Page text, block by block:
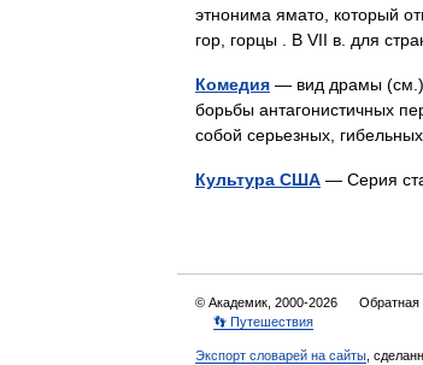
этнонима ямато, который
гор, горцы . В VII в. для
Комедия — вид драмы (см.),
борьбы антагонистичных
собой серьезных,
Культура США — Cерия
© Академик, 2000-2026 Обратная
👣 Путешествия
Экспорт словарей на сайты ,